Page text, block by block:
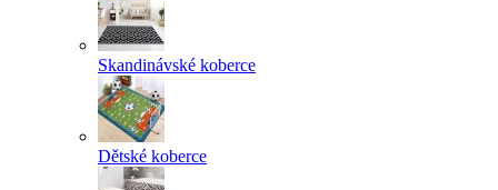
Skandinávské koberce
Dětské koberce